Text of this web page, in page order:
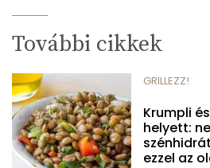
További cikkek
GRILLEZZ!
Krumpli
helyett: ne
ezzel az